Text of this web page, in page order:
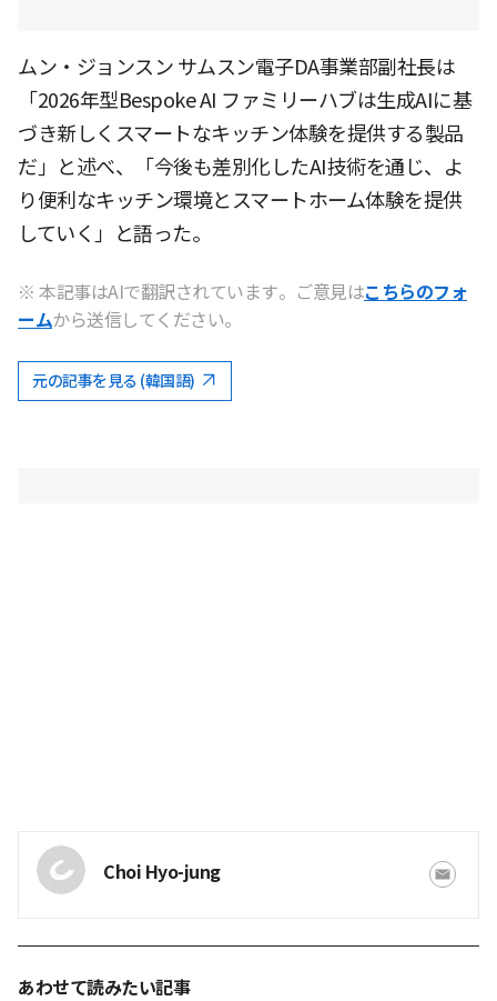
ムン・ジョンスン サムスン電子DA事業部副社長は
「2026年型Bespoke AI ファミリーハブは生成AIに基
づき新しくスマートなキッチン体験を提供する製品
だ」と述べ、「今後も差別化したAI技術を通じ、よ
り便利なキッチン環境とスマートホーム体験を提供
していく」と語った。
※ 本記事はAIで翻訳されています。ご意見はこちらのフォ
ームから送信してください。
元の記事を見る (韓国語)
Choi Hyo-jung
あわせて読みたい記事